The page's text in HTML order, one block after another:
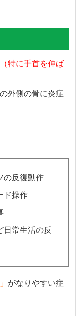
特に手首を伸ば
外側の骨に炎症
の反復動作
ド操作
日常生活の反
がなりやすい症